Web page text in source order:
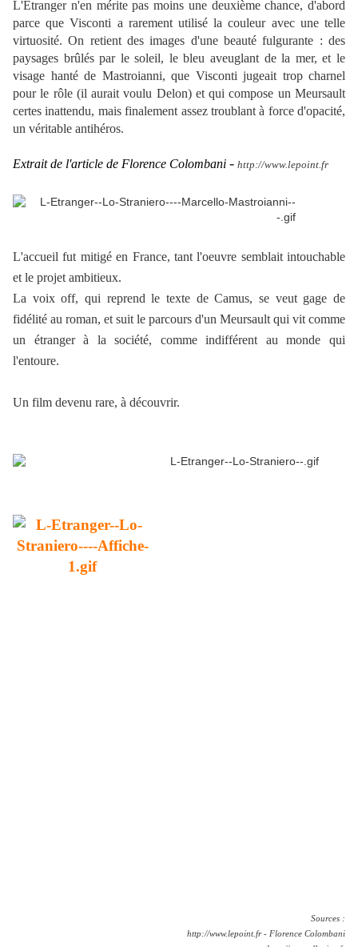
L'Étranger n'en mérite pas moins une deuxième chance, d'abord
parce que Visconti a rarement utilisé la couleur avec une telle
virtuosité. On retient des images d'une beauté fulgurante : des
paysages brûlés par le soleil, le bleu aveuglant de la mer, et le
visage hanté de Mastroianni, que Visconti jugeait trop charnel
pour le rôle (il aurait voulu Delon) et qui compose un Meursault
certes inattendu, mais finalement assez troublant à force d'opacité,
un véritable antihéros.
Extrait de l'article de Florence Colombani - http://www.lepoint.fr
L'accueil fut mitigé en France, tant l'oeuvre semblait intouchable
et le projet ambitieux.
La voix off, qui reprend le texte de Camus, se veut gage de
fidélité au roman, et suit le parcours d'un Meursault qui vit comme
un étranger à la société, comme indifférent au monde qui
l'entoure.
Un film devenu rare, à découvrir.
Sources :
http://www.lepoint.fr - Florence Colombani